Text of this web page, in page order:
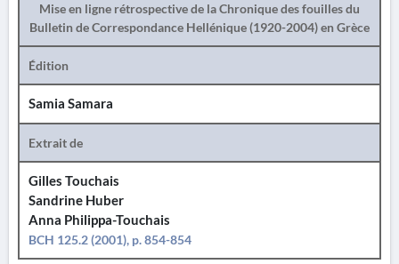
Mise en ligne rétrospective de la Chronique des fouilles du
Bulletin de Correspondance Hellénique (1920-2004) en Grèce
Édition
Samia Samara
Extrait de
Gilles Touchais
Sandrine Huber
Anna Philippa-Touchais
BCH 125.2 (2001), p. 854-854